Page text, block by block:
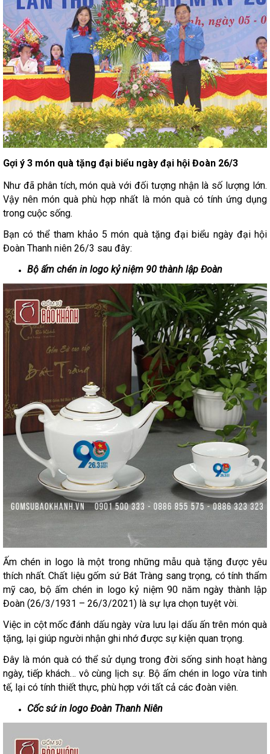
Gợi ý 3 món quà tặng đại biểu ngày đại hội Đoàn 26/3
Như đã phân tích, món quà với đối tượng nhận là số lượng lớn.
Vậy nên món quà phù hợp nhất là món quà có tính ứng dụng
trong cuộc sống.
Bạn có thể tham khảo 5 món quà tặng đại biểu ngày đại hội
Đoàn Thanh niên 26/3 sau đây:
Bộ ấm chén in logo kỷ niệm 90 thành lập Đoàn
Ấm chén in logo là một trong những mẫu quà tặng được yêu
thích nhất. Chất liệu gốm sứ Bát Tràng sang trọng, có tính thẩm
mỹ cao, bộ ấm chén in logo kỷ niệm 90 năm ngày thành lập
Đoàn (26/3/1931 – 26/3/2021) là sự lựa chọn tuyệt vời.
Việc in cột mốc đánh dấu ngày vừa lưu lại dấu ấn trên món quà
tặng, lại giúp người nhận ghi nhớ được sự kiện quan trọng.
Đây là món quà có thể sử dụng trong đời sống sinh hoạt hàng
ngày, tiếp khách… vô cùng lịch sự. Bộ ấm chén in logo vừa tinh
tế, lại có tính thiết thực, phù hợp với tất cả các đoàn viên.
Cốc sứ in logo Đoàn Thanh Niên